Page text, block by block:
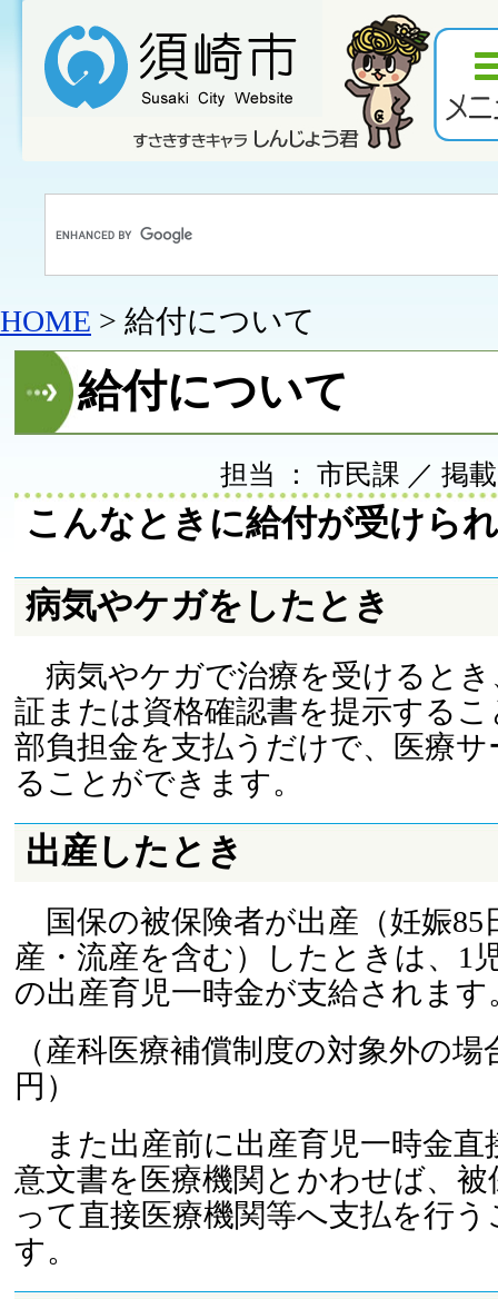
HOME > 給付について
給付について
担当 ： 市民課 ／ 掲
こんなときに給付が受けら
病気やケガをしたとき
病気やケガで治療を受けるとき
証または資格確認書を提示する
部負担金を支払うだけで、医療
ることができます。
出産したとき
国保の被保険者が出産（妊娠85
産・流産を含む）したときは、1
の出産育児一時金が支給されます
（産科医療補償制度の対象外の場
円）
また出産前に出産育児一時金直
意文書を医療機関とかわせば、
って直接医療機関等へ支払を行
す。